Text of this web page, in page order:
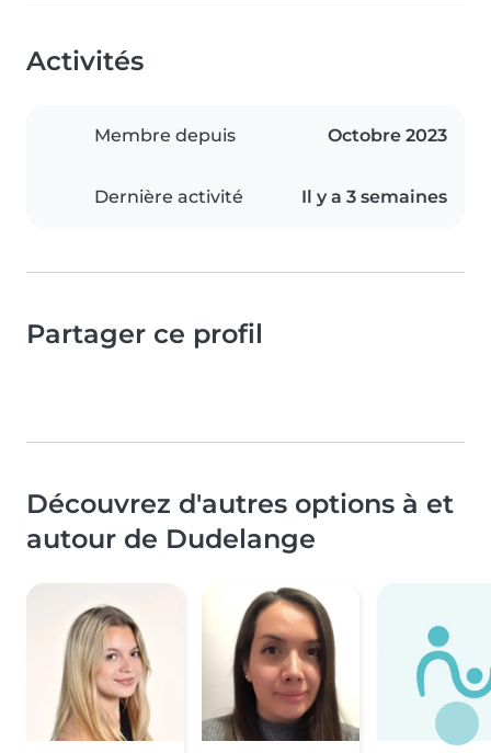
Activités
Membre depuis Octobre 2023
Dernière activité Il y a 3 semaines
Partager ce profil
Découvrez d'autres options à et
autour de Dudelange